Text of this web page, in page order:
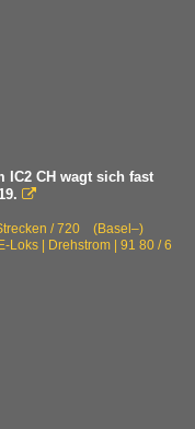
IC2 CH wagt sich fast

/ 720 (Basel–)
Loks | Drehstrom | 91 80 / 6